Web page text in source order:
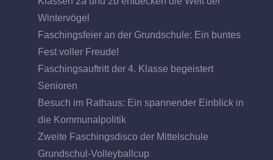
Wintervögel
Faschingsfeier an der Grundschule: Ein buntes
Fest voller Freude!
Faschingsauftritt der 4. Klasse begeistert
Senioren
Besuch im Rathaus: Ein spannender Einblick in
die Kommunalpolitik
Zweite Faschingsdisco der Mittelschule
Grundschul-Volleyballcup